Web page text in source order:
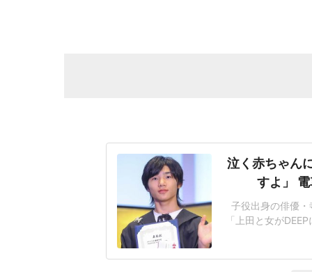
泣く赤ちゃん
すよ」
子役出身の俳優
「上田と女が